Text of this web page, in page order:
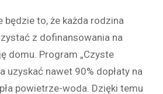
będzie to, że każda rodzina
z dofinansowania na
domu. Program „Czyste
uzyskać nawet 90% dopłaty na
powietrze-woda. Dzięki temu